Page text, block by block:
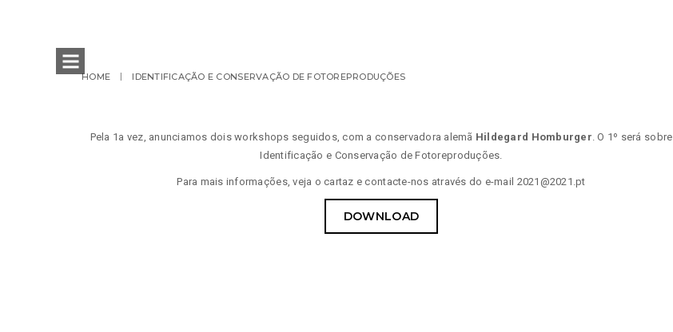
HOME IDENTIFICAÇÃO E CONSERVAÇÃO DE FOTOREPRODUÇÕES
Pela 1a vez, anunciamos dois workshops seguidos, com a conservadora alemã Hildegard Homburger. O 1º será sobre
Identificação e Conservação de Fotoreproduções.
Para mais informações, veja o cartaz e contacte-nos através do e-mail 2021 @2021 .pt
DOWNLOAD